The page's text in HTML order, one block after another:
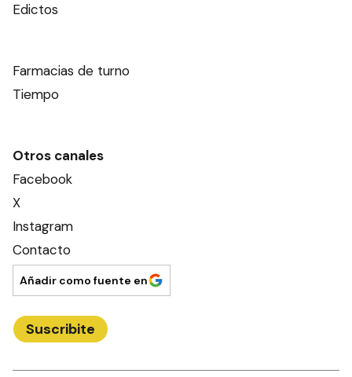
Edictos
Farmacias de turno
Tiempo
Otros canales
Facebook
X
Instagram
Contacto
Añadir como fuente en
Suscribite